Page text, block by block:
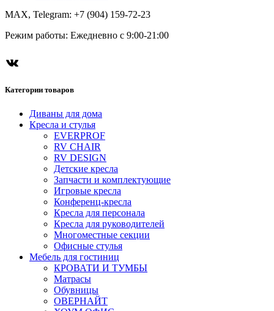
MAX, Telegram: +7 (904) 159-72-23
Режим работы: Ежедневно с 9:00-21:00
ВКонтакте
Категории товаров
Диваны для дома
Кресла и стулья
EVERPROF
RV CHAIR
RV DESIGN
Детские кресла
Запчасти и комплектующие
Игровые кресла
Конференц-кресла
Кресла для персонала
Кресла для руководителей
Многоместные секции
Офисные стулья
Мебель для гостиниц
КРОВАТИ И ТУМБЫ
Матрасы
Обувницы
ОВЕРНАЙТ